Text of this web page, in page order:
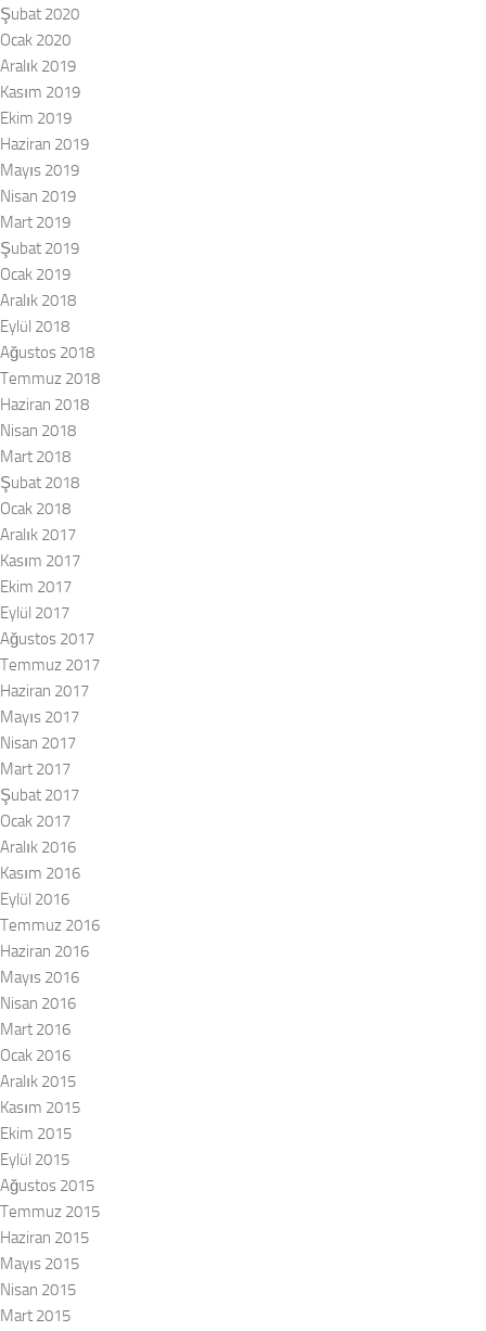
Şubat 2020
Ocak 2020
Aralık 2019
Kasım 2019
Ekim 2019
Haziran 2019
Mayıs 2019
Nisan 2019
Mart 2019
Şubat 2019
Ocak 2019
Aralık 2018
Eylül 2018
Ağustos 2018
Temmuz 2018
Haziran 2018
Nisan 2018
Mart 2018
Şubat 2018
Ocak 2018
Aralık 2017
Kasım 2017
Ekim 2017
Eylül 2017
Ağustos 2017
Temmuz 2017
Haziran 2017
Mayıs 2017
Nisan 2017
Mart 2017
Şubat 2017
Ocak 2017
Aralık 2016
Kasım 2016
Eylül 2016
Temmuz 2016
Haziran 2016
Mayıs 2016
Nisan 2016
Mart 2016
Ocak 2016
Aralık 2015
Kasım 2015
Ekim 2015
Eylül 2015
Ağustos 2015
Temmuz 2015
Haziran 2015
Mayıs 2015
Nisan 2015
Mart 2015